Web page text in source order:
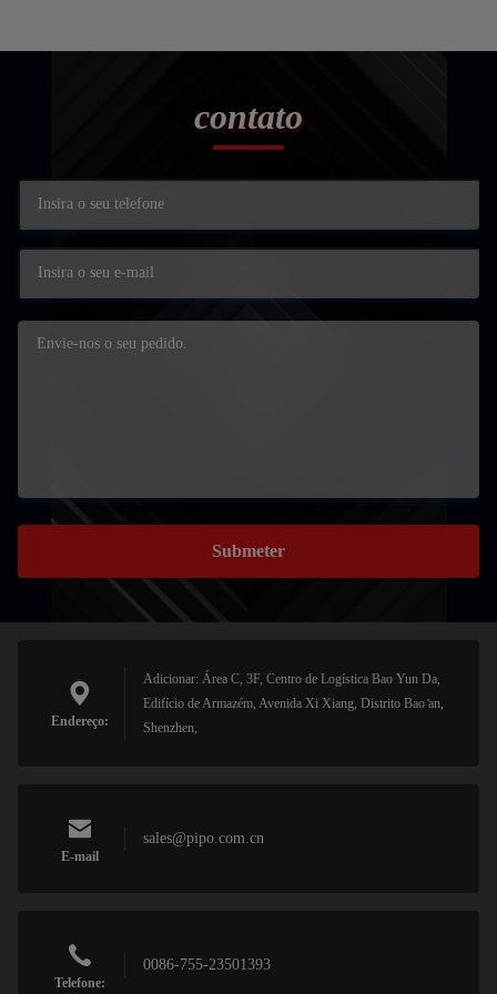
contato
Submeter
Endereço:
Adicionar: Área C, 3F, Centro de Logística Bao Yun Da,
Edifício de Armazém, Avenida Xi Xiang, Distrito Bao ̊an,
Shenzhen,
E-mail
sales@pipo.com.cn
Telefone:
0086-755-23501393